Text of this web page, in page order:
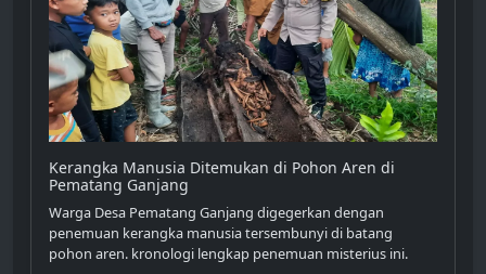
Kerangka Manusia Ditemukan di Pohon Aren di
Pematang Ganjang
Warga Desa Pematang Ganjang digegerkan dengan
penemuan kerangka manusia tersembunyi di batang
pohon aren. kronologi lengkap penemuan misterius ini.